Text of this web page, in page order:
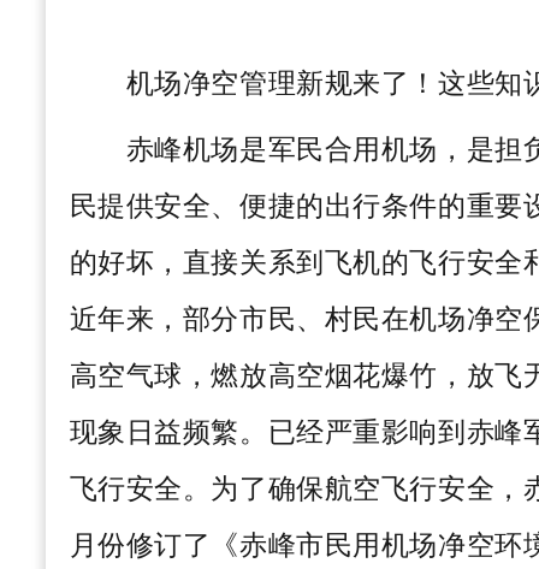
机场净空管理新规来了！这些知
赤峰机场是军民合用机场，是担
民提供安全、便捷的出行条件的重要
的好坏，直接关系到飞机的飞行安全
近年来，部分市民、村民在机场净空
高空气球，燃放高空烟花爆竹，放飞
现象日益频繁。已经严重影响到赤峰
飞行安全。为了确保航空飞行安全，
月份修订了《赤峰市民用机场净空环